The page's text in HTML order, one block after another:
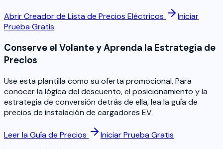
Abrir Creador de Lista de Precios Eléctricos
Iniciar
Prueba Gratis
Conserve el Volante y Aprenda la Estrategia de
Precios
Use esta plantilla como su oferta promocional. Para
conocer la lógica del descuento, el posicionamiento y la
estrategia de conversión detrás de ella, lea la guía de
precios de instalación de cargadores EV.
Leer la Guía de Precios
Iniciar Prueba Gratis